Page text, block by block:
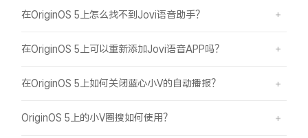
在OriginOS 5上怎么找不到Jovi语音助手？
在OriginOS 5上可以重新添加Jovi语音APP吗？
在OriginOS 5上如何关闭蓝心小V的自动播报？
OriginOS 5上的小V圈搜如何使用？